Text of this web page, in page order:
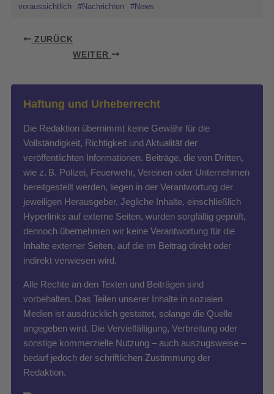
voraussichtlich
#Nachrichten #News
ZURÜCK
WEITER
Haftung und Urheberrecht
Die Redaktion übernimmt keine Gewähr für die
Vollständigkeit, Richtigkeit und Aktualität der
veröffentlichten Informationen. Beiträge, die von Dritten,
wie z. B. Polizei, Feuerwehr, Vereinen oder Unternehmen
bereitgestellt werden, liegen in der Verantwortung der
jeweiligen Herausgeber. Jegliche Inhalte, einschließlich
Hyperlinks auf externe Seiten, wurden sorgfältig geprüft,
dennoch übernehmen wir keine Verantwortung für die
Inhalte externer Seiten, auf die im Beitrag direkt oder
indirekt verwiesen wird.
Alle Rechte an den Texten und Beiträgen sind
vorbehalten. Das Teilen unserer Inhalte in sozialen
Medien ist ausdrücklich gestattet, solange die Quelle
angegeben wird. Die Vervielfältigung, Verbreitung oder
sonstige kommerzielle Nutzung – auch auszugsweise –
bedarf jedoch der schriftlichen Zustimmung der
Redaktion.